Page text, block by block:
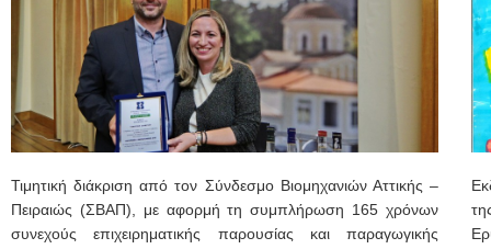
Τιμητική διάκριση από τον Σύνδεσμο Βιομηχανιών Αττικής –
Πειραιώς (ΣΒΑΠ), με αφορμή τη συμπλήρωση 165 χρόνων
συνεχούς επιχειρηματικής παρουσίας και παραγωγικής